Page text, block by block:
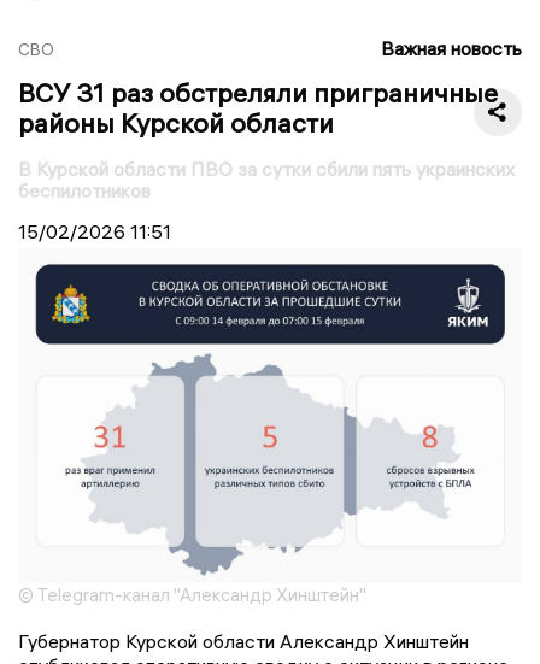
СВО Важная новость
ВСУ 31 раз обстреляли приграничные
районы Курской области
В Курской области ПВО за сутки сбили пять украинских
беспилотников
15/02/2026 11:51
© Telegram-канал "Александр Хинштейн"
Губернатор Курской области Александр Хинштейн